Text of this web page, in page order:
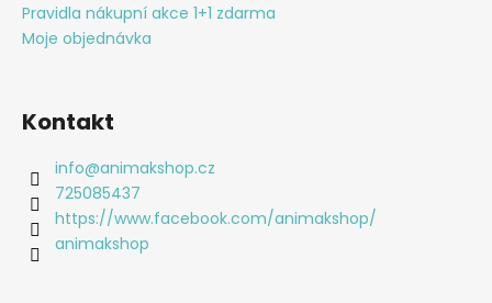
Pravidla nákupní akce 1+1 zdarma
Moje objednávka
Kontakt
info@animakshop.cz
725085437
https://www.facebook.com/animakshop/
animakshop